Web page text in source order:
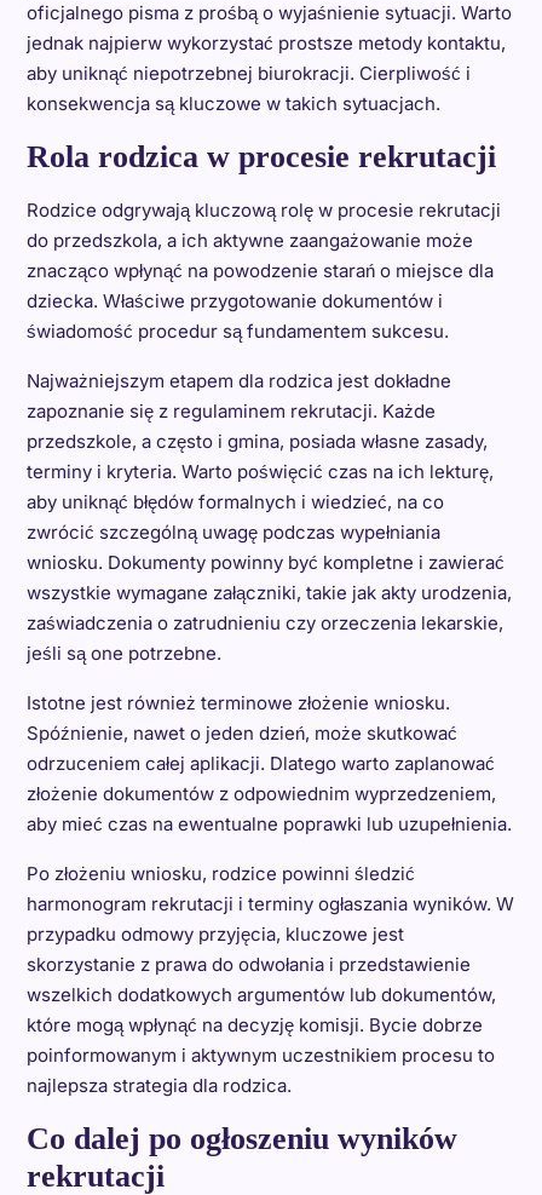
oficjalnego pisma z prośbą o wyjaśnienie sytuacji. Warto
jednak najpierw wykorzystać prostsze metody kontaktu,
aby uniknąć niepotrzebnej biurokracji. Cierpliwość i
konsekwencja są kluczowe w takich sytuacjach.
Rola rodzica w procesie rekrutacji
Rodzice odgrywają kluczową rolę w procesie rekrutacji
do przedszkola, a ich aktywne zaangażowanie może
znacząco wpłynąć na powodzenie starań o miejsce dla
dziecka. Właściwe przygotowanie dokumentów i
świadomość procedur są fundamentem sukcesu.
Najważniejszym etapem dla rodzica jest dokładne
zapoznanie się z regulaminem rekrutacji. Każde
przedszkole, a często i gmina, posiada własne zasady,
terminy i kryteria. Warto poświęcić czas na ich lekturę,
aby uniknąć błędów formalnych i wiedzieć, na co
zwrócić szczególną uwagę podczas wypełniania
wniosku. Dokumenty powinny być kompletne i zawierać
wszystkie wymagane załączniki, takie jak akty urodzenia,
zaświadczenia o zatrudnieniu czy orzeczenia lekarskie,
jeśli są one potrzebne.
Istotne jest również terminowe złożenie wniosku.
Spóźnienie, nawet o jeden dzień, może skutkować
odrzuceniem całej aplikacji. Dlatego warto zaplanować
złożenie dokumentów z odpowiednim wyprzedzeniem,
aby mieć czas na ewentualne poprawki lub uzupełnienia.
Po złożeniu wniosku, rodzice powinni śledzić
harmonogram rekrutacji i terminy ogłaszania wyników. W
przypadku odmowy przyjęcia, kluczowe jest
skorzystanie z prawa do odwołania i przedstawienie
wszelkich dodatkowych argumentów lub dokumentów,
które mogą wpłynąć na decyzję komisji. Bycie dobrze
poinformowanym i aktywnym uczestnikiem procesu to
najlepsza strategia dla rodzica.
Co dalej po ogłoszeniu wyników
rekrutacji